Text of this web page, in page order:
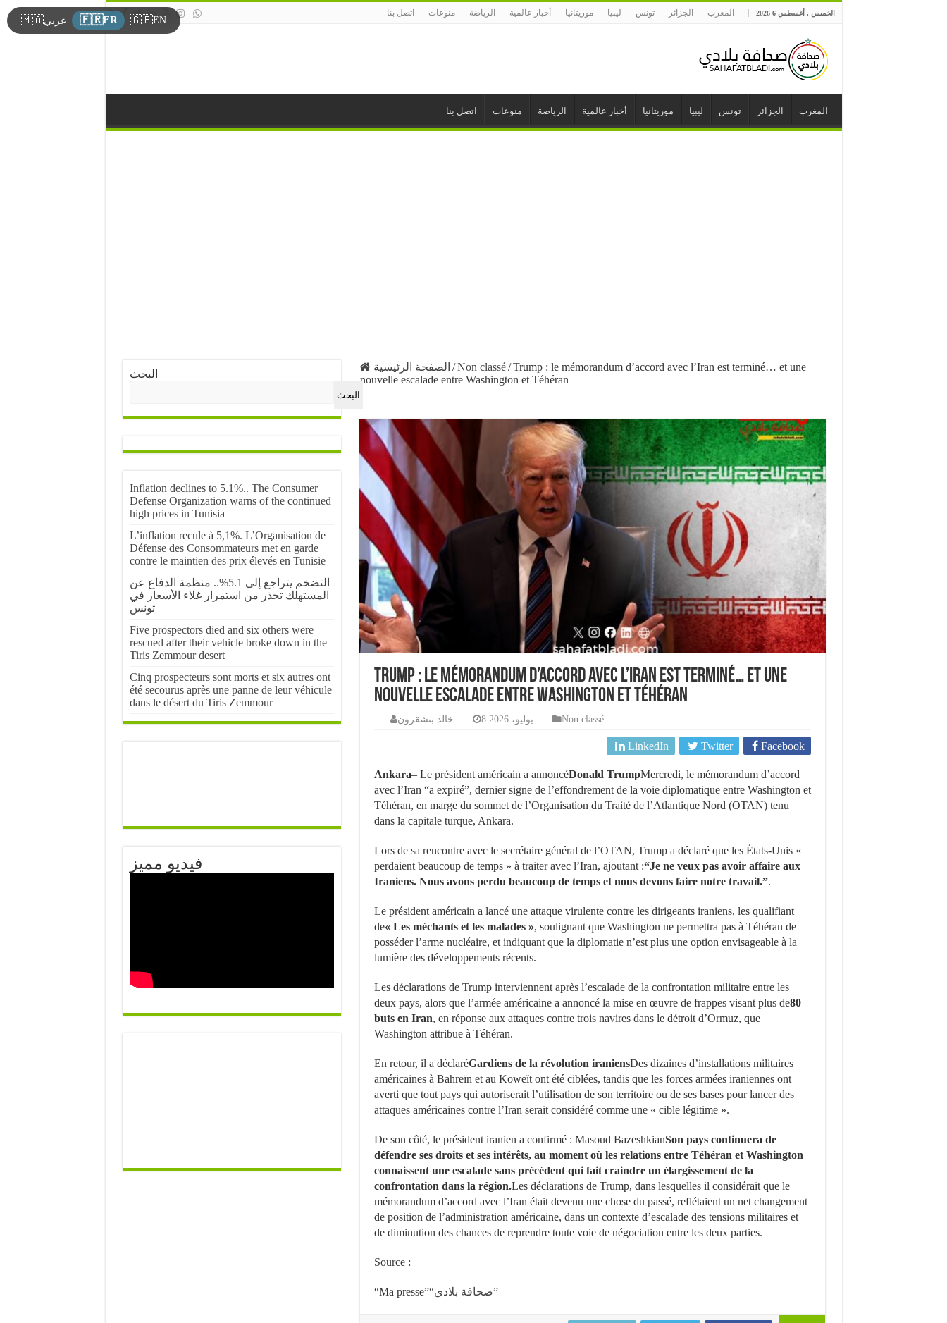
الخميس , أغسطس 6 2026 المغرب الجزائر تونس ليبيا موريتانيا أخبار عالمية الرياضة منوعات اتصل بنا
المغرب الجزائر تونس ليبيا موريتانيا أخبار عالمية الرياضة منوعات اتصل بنا
الصفحة الرئيسية / Non classé / Trump : le mémorandum d’accord avec l’Iran est terminé… et une
nouvelle escalade entre Washington et Téhéran
Trump : le mémorandum d’accord avec l’Iran est terminé… et une
nouvelle escalade entre Washington et Téhéran
خالد بنشقرون 8 يوليو، 2026 Non classé
Facebook
Twitter
LinkedIn
Ankara– Le président américain a annoncéDonald TrumpMercredi, le mémorandum d’accord
avec l’Iran “a expiré”, dernier signe de l’effondrement de la voie diplomatique entre Washington et
Téhéran, en marge du sommet de l’Organisation du Traité de l’Atlantique Nord (OTAN) tenu
dans la capitale turque, Ankara.
Lors de sa rencontre avec le secrétaire général de l’OTAN, Trump a déclaré que les États-Unis «
perdaient beaucoup de temps » à traiter avec l’Iran, ajoutant :“Je ne veux pas avoir affaire aux
Iraniens. Nous avons perdu beaucoup de temps et nous devons faire notre travail.”.
Le président américain a lancé une attaque virulente contre les dirigeants iraniens, les qualifiant
de« Les méchants et les malades », soulignant que Washington ne permettra pas à Téhéran de
posséder l’arme nucléaire, et indiquant que la diplomatie n’est plus une option envisageable à la
lumière des développements récents.
Les déclarations de Trump interviennent après l’escalade de la confrontation militaire entre les
deux pays, alors que l’armée américaine a annoncé la mise en œuvre de frappes visant plus de80
buts en Iran, en réponse aux attaques contre trois navires dans le détroit d’Ormuz, que
Washington attribue à Téhéran.
En retour, il a déclaréGardiens de la révolution iraniensDes dizaines d’installations militaires
américaines à Bahreïn et au Koweït ont été ciblées, tandis que les forces armées iraniennes ont
averti que tout pays qui autoriserait l’utilisation de son territoire ou de ses bases pour lancer des
attaques américaines contre l’Iran serait considéré comme une « cible légitime ».
De son côté, le président iranien a confirmé : Masoud BazeshkianSon pays continuera de
défendre ses droits et ses intérêts, au moment où les relations entre Téhéran et Washington
connaissent une escalade sans précédent qui fait craindre un élargissement de la
confrontation dans la région.Les déclarations de Trump, dans lesquelles il considérait que le
mémorandum d’accord avec l’Iran était devenu une chose du passé, reflétaient un net changement
de position de l’administration américaine, dans un contexte d’escalade des tensions militaires et
de diminution des chances de reprendre toute voie de négociation entre les deux parties.
Source :
“Ma presse” “صحافة بلادي”
البحث
البحث
Inflation declines to 5.1%.. The Consumer
Defense Organization warns of the continued
high prices in Tunisia
L’inflation recule à 5,1%. L’Organisation de
Défense des Consommateurs met en garde
contre le maintien des prix élevés en Tunisie
التضخم يتراجع إلى 5.1%.. منظمة الدفاع عن
المستهلك تحذر من استمرار غلاء الأسعار في
تونس
Five prospectors died and six others were
rescued after their vehicle broke down in the
Tiris Zemmour desert
Cinq prospecteurs sont morts et six autres ont
été secourus après une panne de leur véhicule
dans le désert du Tiris Zemmour
فيديو مميز
🇲🇦عربي 🇫🇷FR 🇬🇧EN